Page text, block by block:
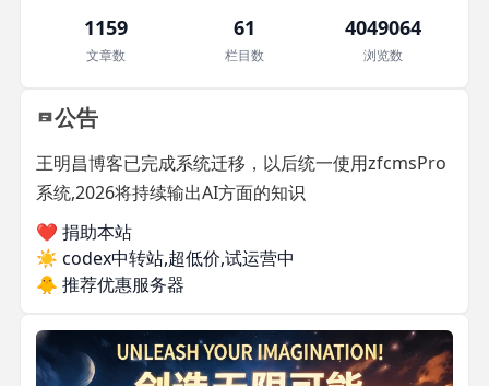
1159
文章数
61
栏目数
4049064
浏览数
公告
王明昌博客已完成系统迁移，以后统一使用zfcmsPro
系统,2026将持续输出AI方面的知识
❤️ 捐助本站
☀️ codex中转站,超低价,试运营中
🐥 推荐优惠服务器